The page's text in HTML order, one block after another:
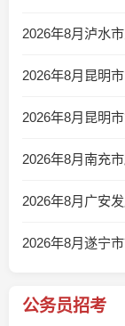
2026年8月昆明
2026年8月遂宁
公务员招考